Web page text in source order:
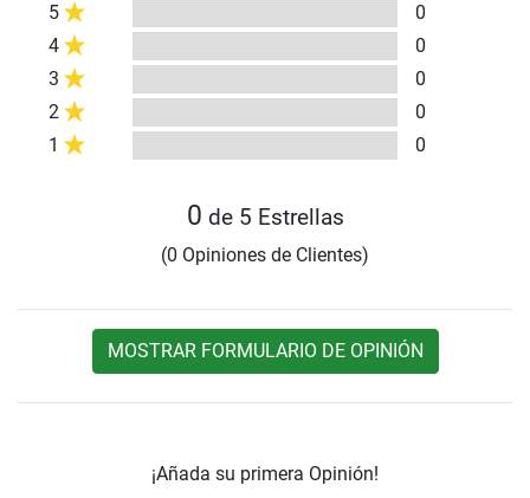
5
0
4
0
3
0
2
0
1
0
0 de 5 Estrellas
(0 Opiniones de Clientes)
MOSTRAR FORMULARIO DE OPINIÓN
¡Añada su primera Opinión!